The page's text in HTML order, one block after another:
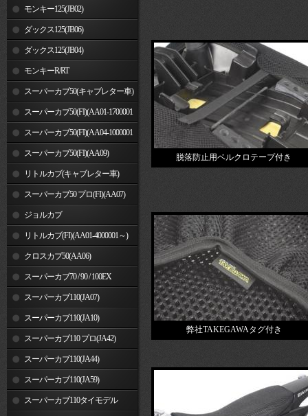
モンキー125(JB02)
ダックス125(JB06)
ダックス125(JB04)
モンキーR/RT
スーパーカブ50(キャブレター車)
スーパーカブ50(FI)(AA01-1700001
～) スーパーカブ50(FI)(AA04-1000001
～) スーパーカブ50(FI)(AA09)
リトルカブ(キャブレター車)
スーパーカブ50 プロ(FI)(AA07)
ジョルカブ
リトルカブ(FI)(AA01-4000001～)
クロスカブ50(AA06)
スーパーカブ70 / 90 / 100EX
スーパーカブ110(JA07)
スーパーカブ110(JA10)
スーパーカブ110 プロ(JA42)
スーパーカブ110(JA44)
スーパーカブ110(JA59)
スーパーカブ110タイモデル
脱落防止用ベルクロテープ付き
弊社TAKEGAWAタグ付き